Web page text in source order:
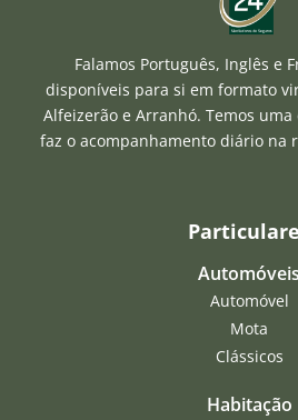
Falamos Português, Inglês e
disponíveis para si em formato
Alfeizerão e Arranhó. Temos
faz o acompanhamento diário na
Automóveis
Automóvel
Mota
Clássicos
Habitação